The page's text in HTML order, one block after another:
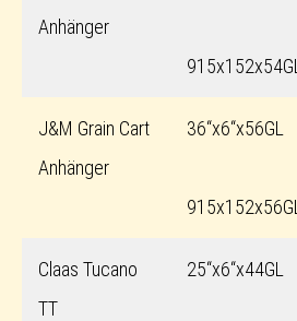
Anhänger
915x152x54GL
J&M Grain Cart
Anhänger
36“x6“x56GL
915x152x56GL
Claas Tucano
TT
25“x6“x44GL